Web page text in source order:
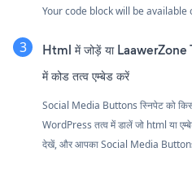
Your code block will be
Html में जोड़ें या
में कोड तत्व एम्बेड करें
Social Media Buttons स्निपेट को
WordPress तत्व में डालें जो html या
देखें, और आपका Social Media Buttons